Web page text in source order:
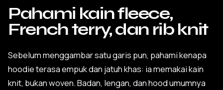
Pahami kain fleece,
French terry, dan rib knit
Sebelum menggambar satu garis pun, pahami kenapa
hoodie terasa empuk dan jatuh khas: ia memakai kain
knit, bukan woven. Badan, lengan, dan hood umumnya